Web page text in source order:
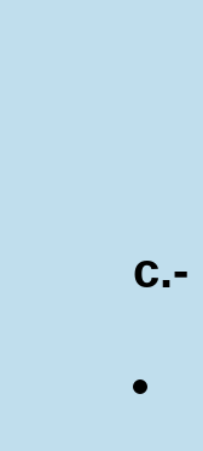
c.-